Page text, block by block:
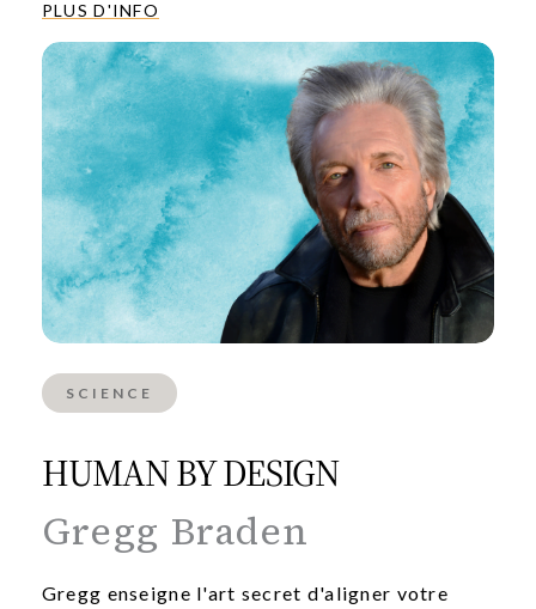
PLUS D'INFO
SCIENCE
HUMAN BY DESIGN
Gregg Braden
Gregg enseigne l'art secret d'aligner votre